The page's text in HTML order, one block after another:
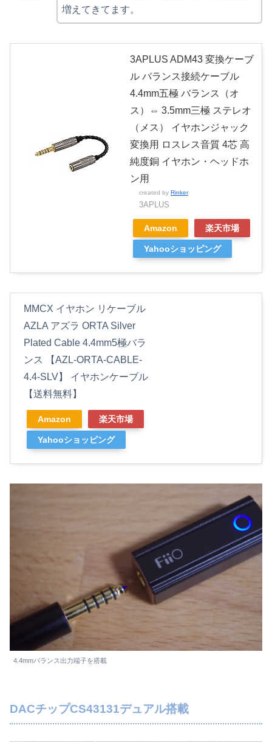
増えてきてます。
3APLUS ADM43 変換ケーブ
ル バランス接続ケーブル
4.4mm五極 バランス（オ
ス）⇔ 3.5mm三極 ステレオ
（メス） イヤホンジャック
変換用 ロスレス音質 4芯 高
純度銅 イヤホン・ヘッドホ
ン用
created by Rinker
3APLUS
Amazon 楽天市場
Yahooショッピング
MMCX イヤホン リケーブル
AZLA アズラ ORTA Silver
Plated Cable 4.4mm5極バラ
ンス 【AZL-ORTA-CABLE-
4.4-SLV】 イヤホンケーブル
【送料無料】
Amazon 楽天市場
Yahooショッピング
4.4mmバランス出力端子を搭載
DACチップCS43131デュアル搭載